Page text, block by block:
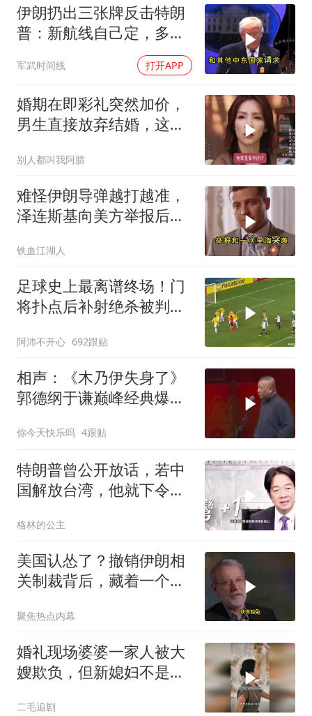
伊朗扔出三张牌反击特朗
普：新航线自己定，多国
保证不参战，海峡不回战
前状态
军武时间线 打开APP
婚期在即彩礼突然加价，
男生直接放弃结婚，这件
别人都叫我阿腈
难怪伊朗导弹越打越准，
泽连斯基向美方举报后，
铁血江湖人
足球史上最离谱终场！门
将扑点后补射绝杀被判无
阿沛不开心 692跟贴
相声：《木乃伊失身了》
郭德纲于谦巅峰经典爆笑
你今天快乐吗 4跟贴
特朗普曾公开放话，若中
国解放台湾，他就下令轰
格林的公主
美国认怂了？撤销伊朗相
关制裁背后，藏着一个说
聚焦热点内幕
婚礼现场婆婆一家人被大
嫂欺负，但新媳妇不是好
二毛追剧